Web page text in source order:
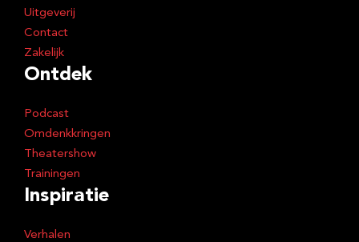
Uitgeverij
Contact
Zakelijk
Ontdek
Podcast
Omdenkkringen
Theatershow
Trainingen
Inspiratie
Verhalen